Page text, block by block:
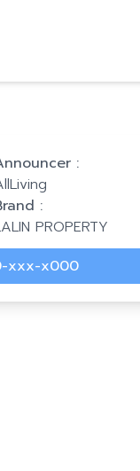
:
:
PROPERTY
xxx-x000